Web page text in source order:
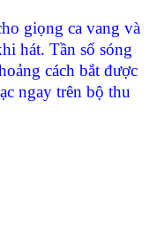
giọng ca vang và
hát. Tần số sóng
cách bắt được
ngay trên bộ thu